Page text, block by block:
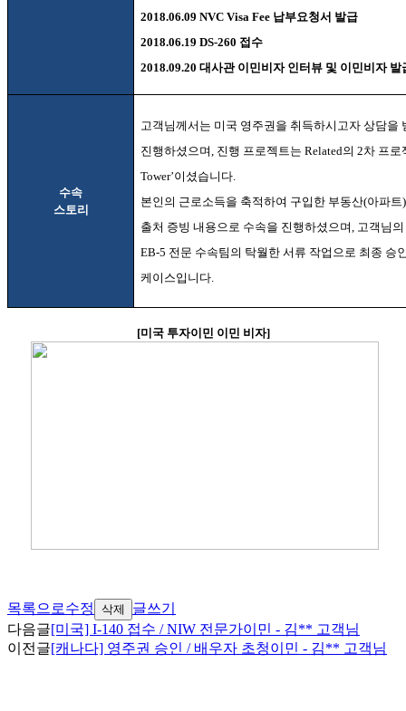
2018.06.09 NVC Visa Fee 납부요청서 발급
2018.06.19 DS-260 접수
2018.09.20대사관 이민비자 인터뷰 및 이민비자 발
수속
스토리
고객님께서는 미국 영주권을 취득하시고자 상담을
진행하셨으며 진행 프로젝트는Related의2차 프
Tower’이셨습니다
본인의 근로소득을 축적하여 구입한 부동산(아파트
출처 증빙 내용으로 수속을 진행하셨으며
고객님
EB-5 전문 수속팀의 탁월한 서류 작업으로 최종 승
케이스입니다
[미국 투자이민 이민 비자]
목록으로수정 삭제
글쓰기
다음글[미국] I-140 접수 / NIW 전문가이민 - 김** 고객님
이전글[캐나다] 영주권 승인 / 배우자 초청이민 - 김** 고객님